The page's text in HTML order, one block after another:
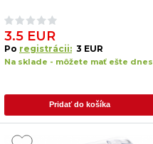
3.5 EUR
Po registrácii: 3 EUR
Na sklade - môžete mať ešte dnes
Pridať do košíka